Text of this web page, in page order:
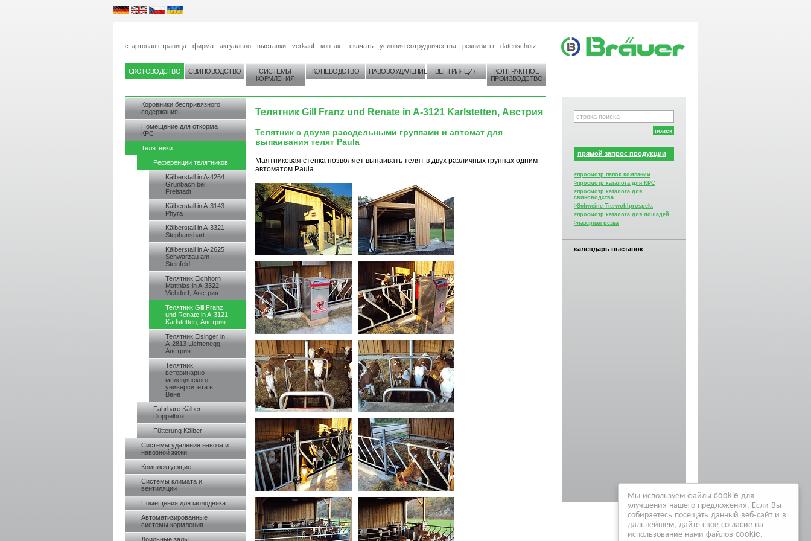
Мы используем файлы cookie для
улучшения нашего предложения. Если Вы
собираетесь посещать данный веб-сайт и в
дальнейшем, дайте свое согласие на
использование нами файлов cookie.
стартовая страница фирма актуально выставки verkauf контакт скачать условия сотрудничества реквизиты datenschutz
СКОТОВОДСТВО СВИНОВОДСТВО
СИСТЕМЫ
КОРМЛЕНИЯ
КОНЕВОДСТВО НАВОЗОУДАЛЕНИЕ ВЕНТИЛЯЦИЯ
КОНТРАКТНОЕ
ПРОИЗВОДСТВО
прямой запрос продукции
>просмотр папок компании
>просмотр каталога для КРС
>просмотр каталога для
свиноводства
>Schweine-Tierwohlprospekt
>просмотр каталога для лошадей
>лазерная резка
календарь выставок
Коровники беспривязного
содержания
Помещение для откорма
КРС
Телятники
Референции телятников
Kälberstall in A-4264
Grünbach bei
Freistadt
Kälberstall in A-3143
Phyra
Kälberstall in A-3321
Stephanshart
Kälberstall in A-2625
Schwarzau am
Steinfeld
Телятник Eichhorn
Matthias in A-3322
Viehdorf, Австрия
Телятник Gill Franz
und Renate in A-3121
Karlstetten, Австрия
Телятник Eisinger in
A-2813 Lichtenegg,
Австрия
Телятник
ветеринарно-
медецинского
университета в
Вене
Fahrbare Kälber-
Doppelbox
Fütterung Kälber
Системы удаления навоза и
навозной жижи
Комплектующие
Системы климата и
вентиляции
Помещения для молодняка
Автоматизированные
системы кормления
Доильные залы
Телятник Gill Franz und Renate in A-3121 Karlstetten, Австрия
Телятник с двумя рассдельными группами и автомат для
выпаивания телят Paula
Маятниковая стенка позволяет выпаивать телят в двух различных группах одним
автоматом Paula.